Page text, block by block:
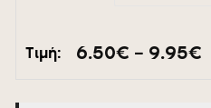
Τιμή: 6.50€ – 9.95€